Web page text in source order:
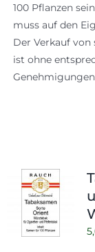
100 Pflanzen
muss auf den
Der Verkauf von
ist ohne